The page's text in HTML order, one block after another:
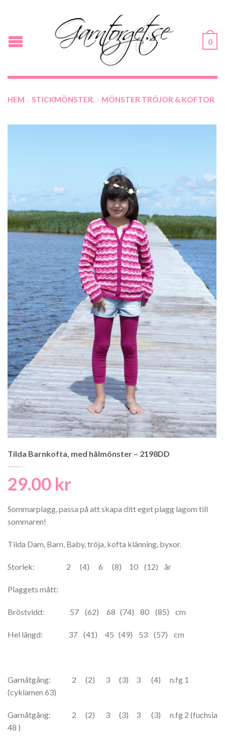
0
HEM / STICKMÖNSTER. / MÖNSTER TRÖJOR & KOFTOR
Tilda Barnkofta, med hålmönster – 2198DD
29.00 kr
Sommarplagg, passa på att skapa ditt eget plagg lagom till
sommaren!
Tilda Dam, Barn, Baby, tröja, kofta klänning, byxor.
Storlek: 2 (4) 6 (8) 10 (12) år
Plaggets mått:
Bröstvidd: 57 (62) 68 (74) 80 (85) cm
Hel längd: 37 (41) 45 (49) 53 (57) cm
Garnåtgång: 2 (2) 3 (3) 3 (4) n.fg 1
(cyklamen 63)
Garnåtgång: 2 (2) 3 (3) 3 (3) n.fg 2 (fuchsia
48 )